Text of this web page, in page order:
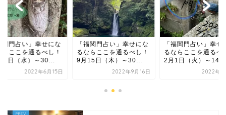
関門占い」幸せにな
らここを通るべし！
日（水）～30...
2022年6月15日
「福関門占い」幸せにな
るならここを通るべし！
9月15日（木）～30...
2022年9月16日
「福関門占い」幸せ
るならここを通るべ
2月1日（火）～14
2022年2